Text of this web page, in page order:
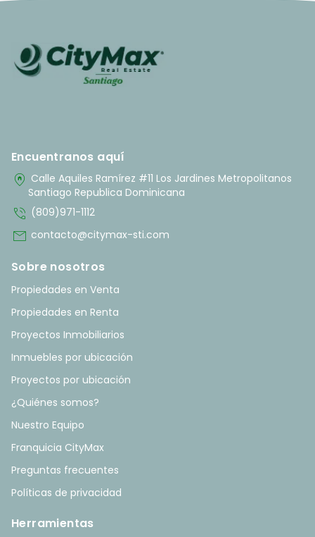
Encuentranos aquí
home_pin Calle Aquiles Ramírez #11 Los Jardines Metropolitanos
Santiago Republica Dominicana
phone_in_talk (809)971-1112
mail contacto@citymax-sti.com
Sobre nosotros
Propiedades en Venta
Propiedades en Renta
Proyectos Inmobiliarios
Inmuebles por ubicación
Proyectos por ubicación
¿Quiénes somos?
Nuestro Equipo
Franquicia CityMax
Preguntas frecuentes
Políticas de privacidad
Herramientas